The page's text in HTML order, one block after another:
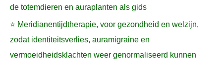
de totemdieren en auraplanten als gids
⭐ Meridianentijdtherapie, voor gezondheid en welzijn,
zodat identiteitsverlies, auramigraine en
vermoeidheidsklachten weer genormaliseerd kunnen